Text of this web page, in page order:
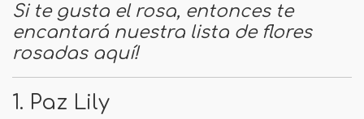
Si te gusta el rosa, entonces te
encantará nuestra lista de flores
rosadas aquí!
1. Paz Lily